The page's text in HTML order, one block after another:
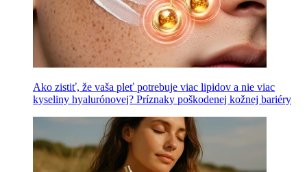
Ako zistiť, že vaša pleť potrebuje viac lipidov a nie viac
kyseliny hyalurónovej? Príznaky poškodenej kožnej bariéry